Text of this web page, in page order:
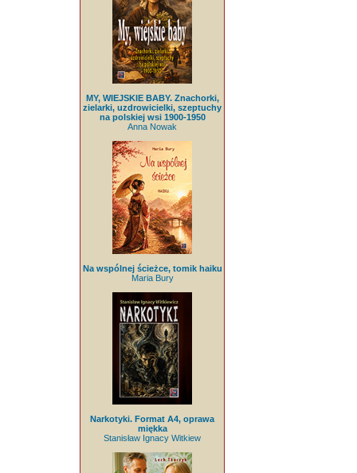
MY, WIEJSKIE BABY. Znachorki,
zielarki, uzdrowicielki, szeptuchy
na polskiej wsi 1900-1950
Anna Nowak
Na wspólnej ścieżce, tomik haiku
Maria Bury
Narkotyki. Format A4, oprawa
miękka
Stanisław Ignacy Witkiew